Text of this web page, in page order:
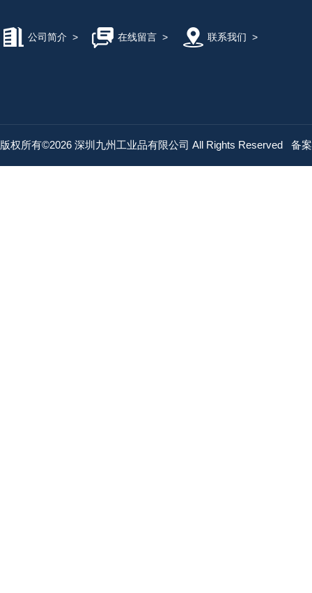
公司简介 > 在线留言> 联系我们 >
版权所有©2026 深圳九州工业品有限公司 All Rights Reserved 备